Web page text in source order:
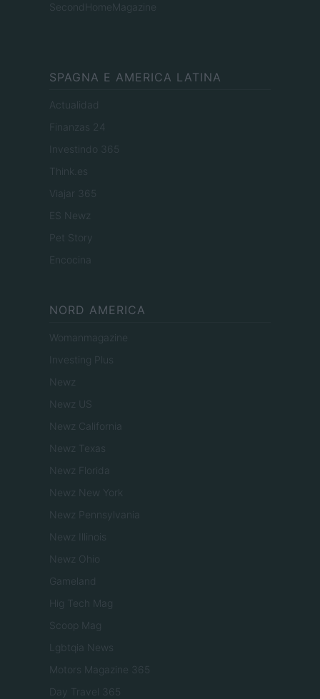
SecondHomeMagazine
SPAGNA E AMERICA LATINA
Actualidad
Finanzas 24
Investindo 365
Think.es
Viajar 365
ES Newz
Pet Story
Encocina
NORD AMERICA
Womanmagazine
Investing Plus
Newz
Newz US
Newz California
Newz Texas
Newz Florida
Newz New York
Newz Pennsylvania
Newz Illinois
Newz Ohio
Gameland
Hig Tech Mag
Scoop Mag
Lgbtqia News
Motors Magazine 365
Day Travel 365